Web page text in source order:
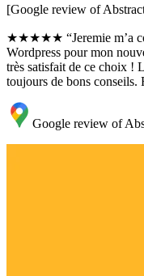
[Google review of
★★★★★ “Jeremie m’a
Wordpress pour mon
très satisfait de ce choix !
toujours de bons conseils.
Google review of